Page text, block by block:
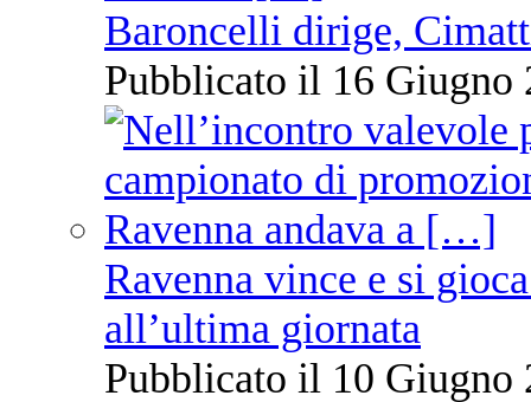
Baroncelli dirige,
Pubblicato il 16 Giugno
Ravenna vince e si
all’ultima giornata
Pubblicato il 10 Giugno